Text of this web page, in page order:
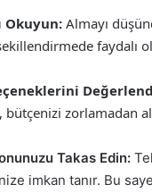
Okuyun:Almayı
şekillendirmede faydalı
bütçenizi zorlamadan
Takas Edin:
imkan tanır. Bu